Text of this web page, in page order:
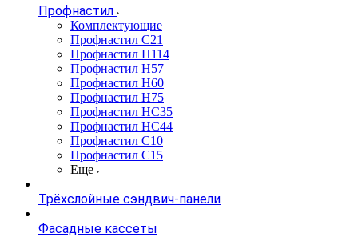
Профнастил
Комплектующие
Профнастил C21
Профнастил Н114
Профнастил Н57
Профнастил Н60
Профнастил Н75
Профнастил НС35
Профнастил НС44
Профнастил С10
Профнастил С15
Еще
Трёхслойные сэндвич-панели
Фасадные кассеты